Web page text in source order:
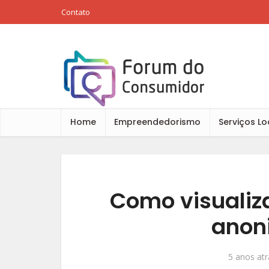
Contato
Home Empreendedorismo Serviços
Como
5 anos